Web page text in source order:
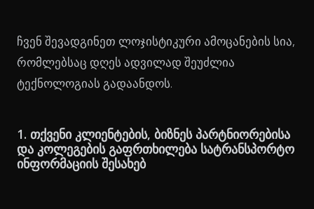
ჩვენ შევადგინეთ ლოჯისტიკური ამოცანების სია,
რომლებსაც დღეს ადვილად შეუძლია
ტექნოლოგიას გადაანდოს.
1. თქვენი კლიენტების, ბიზნეს პარტნიორებისა
და კოლეგების გაფრთხილება სატრანსპორტო
ინფორმაციის შესახებ